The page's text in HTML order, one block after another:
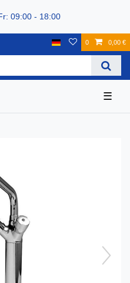
09:00 - 18:00
0 0,00 €
☰